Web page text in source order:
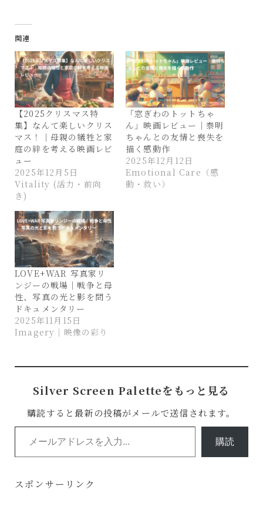
関連
【2025クリスマス特
集】なんて楽しいクリス
マス！｜母親の犠牲と家
庭の絆を考える映画レビ
ュー
2025年12月5日
Vitality (活力・前向
き)
「窓ぎわのトットちゃ
ん」映画レビュー｜泰明
ちゃんとの友情と喪失を
描く感動作
2025年12月12日
Emotional Care（感
動・救い）
LOVE+WAR 写真家リ
ンジーの戦場｜戦争と母
性、写真の光と影を問う
ドキュメンタリー
2025年11月15日
Imagery｜映像の彩り
Silver Screen Paletteをもっと見る
購読すると最新の投稿がメールで送信されます。
メールアドレスを入力...
購読
スポンサーリンク